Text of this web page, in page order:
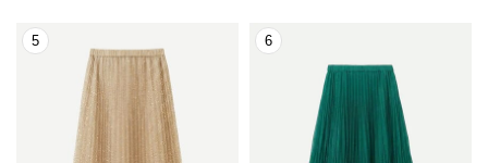
5 6